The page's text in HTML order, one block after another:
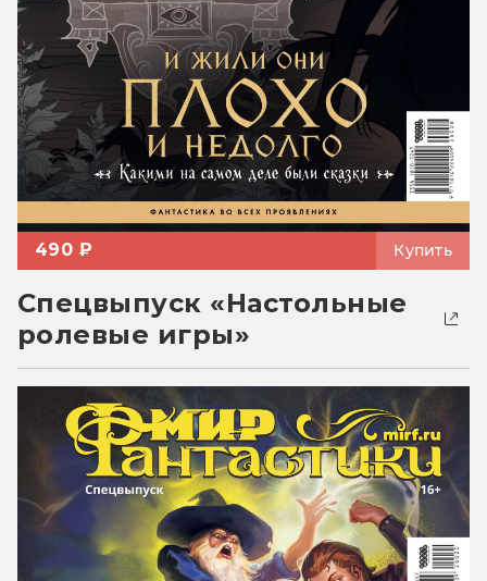
490 ₽ Купить
Спецвыпуск «Настольные
ролевые игры»